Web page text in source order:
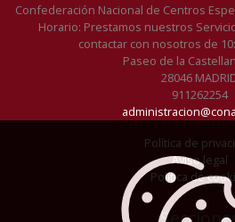
Confederación Nacional de Centros
Horario: Prestamos nuestros
contactar con nosotros de
Paseo de la
28046
911262254
Política de
Aviso legal
Política de